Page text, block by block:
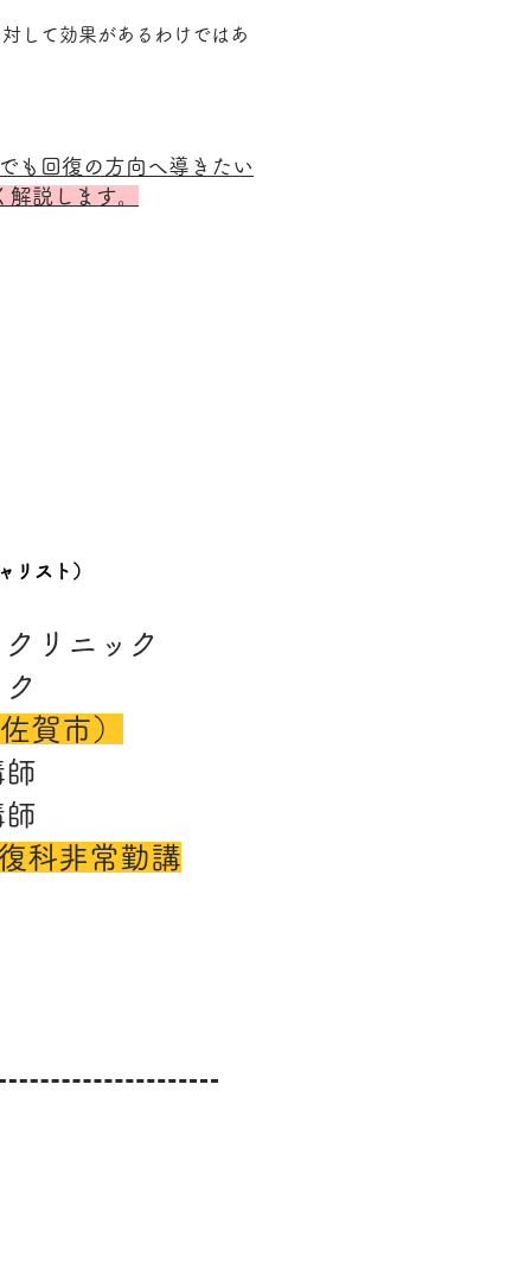
して効果があるわけではあ
も回復の方向へ導きたい
説します。
リスト）
リニック
市）
科非常勤講